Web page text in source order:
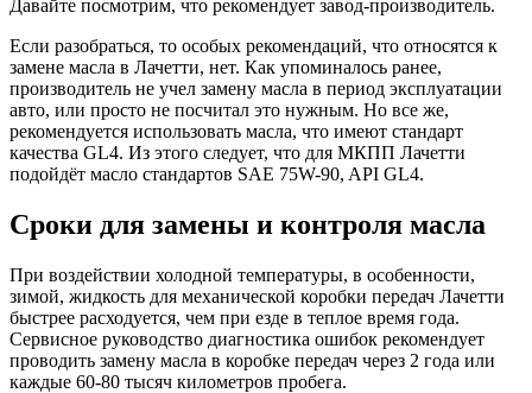
Давайте посмотрим, что рекомендует завод-производитель.
Если разобраться, то особых рекомендаций, что относятся к
замене масла в Лачетти, нет. Как упоминалось ранее,
производитель не учел замену масла в период эксплуатации
авто, или просто не посчитал это нужным. Но все же,
рекомендуется использовать масла, что имеют стандарт
качества GL4. Из этого следует, что для МКПП Лачетти
подойдёт масло стандартов SAE 75W-90, API GL4.
Сроки для замены и контроля масла
При воздействии холодной температуры, в особенности,
зимой, жидкость для механической коробки передач Лачетти
быстрее расходуется, чем при езде в теплое время года.
Сервисное руководство диагностика ошибок рекомендует
проводить замену масла в коробке передач через 2 года или
каждые 60-80 тысяч километров пробега.